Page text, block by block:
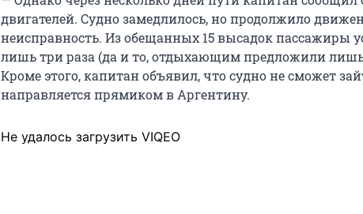
двигателей. Судно замедлилось, но продолжило
неисправность. Из обещанных 15 высадок пассажиры
лишь три раза (да и то, отдыхающим предложили лишь
Кроме этого, капитан объявил, что судно не сможет
направляется прямиком в Аргентину.
Не удалось загрузить VIQEO